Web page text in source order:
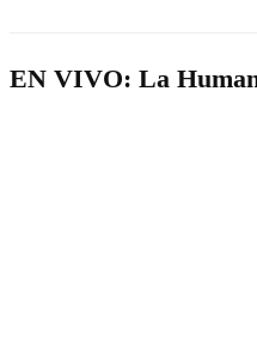
EN VIVO: La